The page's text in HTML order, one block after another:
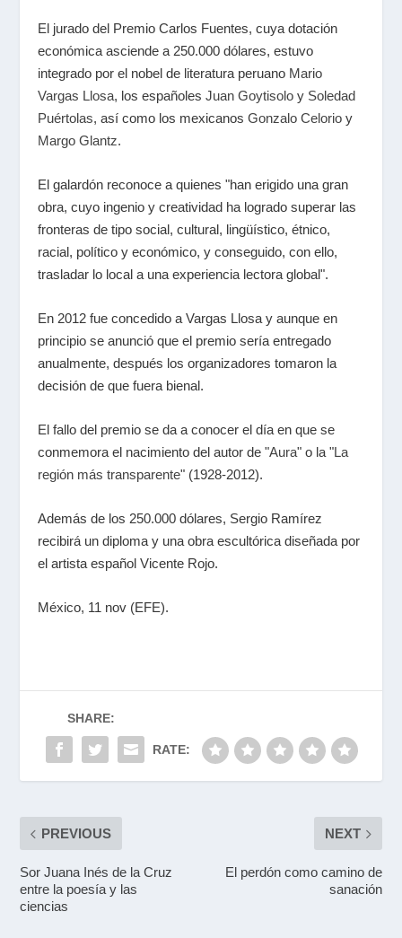
El jurado del Premio Carlos Fuentes, cuya dotación
económica asciende a 250.000 dólares, estuvo
integrado por el nobel de literatura peruano Mario
Vargas Llosa, los españolesJuan Goytisolo y Soledad
Puértolas, así como los mexicanosGonzalo Celorio y
Margo Glantz.
El galardón reconoce a quienes "han erigido una gran
obra, cuyo ingenio y creatividad ha logrado superar las
fronteras de tipo social, cultural, lingüístico, étnico,
racial, político y económico, y conseguido, con ello,
trasladar lo local a una experiencia lectora global".
En 2012 fue concedido a Vargas Llosa y aunque en
principio se anunció que el premio sería entregado
anualmente, después los organizadores tomaron la
decisión de que fuera bienal.
El fallo del premio se da a conocer el día en que se
conmemora el nacimiento del autor de "Aura" o la "La
región más transparente" (1928-2012).
Además de los 250.000 dólares, Sergio Ramírez
recibirá un diploma y una obra escultórica diseñada por
el artista español Vicente Rojo.
México, 11 nov (EFE).
SHARE:
RATE:
PREVIOUS
Sor Juana Inés de la Cruz
entre la poesía y las
ciencias
NEXT
El perdón como camino de
sanación